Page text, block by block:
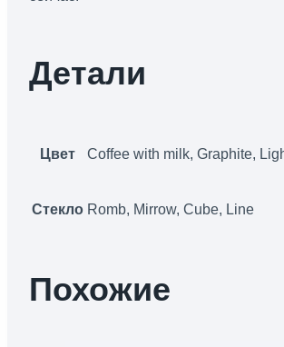
Детали
Цвет Coffee with milk, Graphite,
Стекло Romb, Mirrow, Cube, Line
Похожие